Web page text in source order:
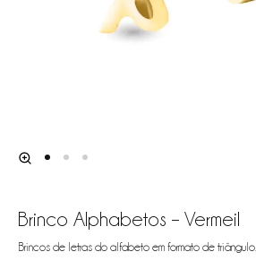
Brinco Alphabetos – Vermeil
Brincos de letras do alfabeto em formato de triângulo.